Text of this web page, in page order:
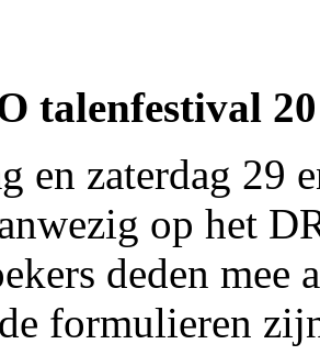
talenfestival
en zaterdag 29
op het
deden mee
formulieren